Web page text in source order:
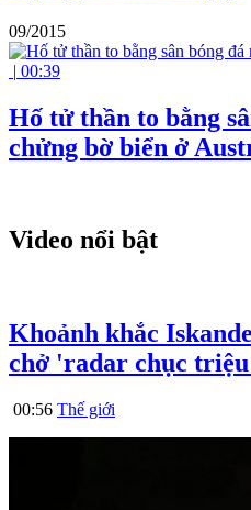
09/2015
| 00:39
Hố tử thần to bằng
chửng bờ biển ở
Video nổi bật
Khoảnh khắc
chở 'radar chục
00:56 Thế giới